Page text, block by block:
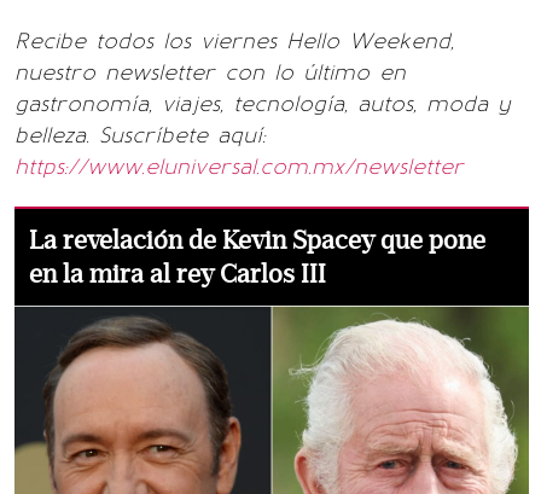
Recibe todos los viernes Hello Weekend,
nuestro newsletter con lo último en
gastronomía, viajes, tecnología, autos, moda y
belleza. Suscríbete aquí:
https://www.eluniversal.com.mx/newsletter
La revelación de Kevin Spacey que pone
en la mira al rey Carlos III